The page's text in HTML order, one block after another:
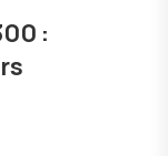
: